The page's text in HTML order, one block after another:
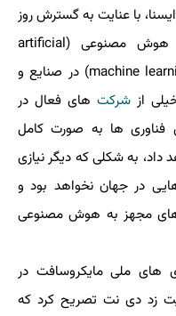
با عنایت به گسترش روز
افزون فناوری های نوینی همچون هوش مصنوعی (artificial
intelligence) و یادگیری ماشینی (machine learning) در صنایع و
ازشركت های فعال در
فناوری ها به صورت كامل
داد، به شكلی كه دیگر نیازی
در جهان نخواهد بود و
های مجهز به هوش مصنوعی
های ملی مایكروسافت در
زد دی نت تصریح كرد كه